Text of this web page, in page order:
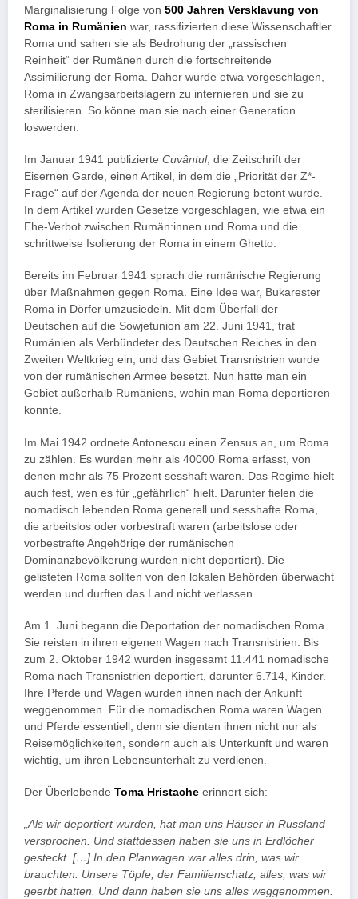
Marginalisierung Folge von 500 Jahren Versklavung von
Roma in Rumänien war, rassifizierten diese Wissenschaftler
Roma und sahen sie als Bedrohung der „rassischen
Reinheit“ der Rumänen durch die fortschreitende
Assimilierung der Roma. Daher wurde etwa vorgeschlagen,
Roma in Zwangsarbeitslagern zu internieren und sie zu
sterilisieren. So könne man sie nach einer Generation
loswerden.
Im Januar 1941 publizierte Cuvântul, die Zeitschrift der
Eisernen Garde, einen Artikel, in dem die „Priorität der Z*-
Frage“ auf der Agenda der neuen Regierung betont wurde.
In dem Artikel wurden Gesetze vorgeschlagen, wie etwa ein
Ehe-Verbot zwischen Rumän:innen und Roma und die
schrittweise Isolierung der Roma in einem Ghetto.
Bereits im Februar 1941 sprach die rumänische Regierung
über Maßnahmen gegen Roma. Eine Idee war, Bukarester
Roma in Dörfer umzusiedeln. Mit dem Überfall der
Deutschen auf die Sowjetunion am 22. Juni 1941, trat
Rumänien als Verbündeter des Deutschen Reiches in den
Zweiten Weltkrieg ein, und das Gebiet Transnistrien wurde
von der rumänischen Armee besetzt. Nun hatte man ein
Gebiet außerhalb Rumäniens, wohin man Roma deportieren
konnte.
Im Mai 1942 ordnete Antonescu einen Zensus an, um Roma
zu zählen. Es wurden mehr als 40000 Roma erfasst, von
denen mehr als 75 Prozent sesshaft waren. Das Regime hielt
auch fest, wen es für „gefährlich“ hielt. Darunter fielen die
nomadisch lebenden Roma generell und sesshafte Roma,
die arbeitslos oder vorbestraft waren (arbeitslose oder
vorbestrafte Angehörige der rumänischen
Dominanzbevölkerung wurden nicht deportiert). Die
gelisteten Roma sollten von den lokalen Behörden überwacht
werden und durften das Land nicht verlassen.
Am 1. Juni begann die Deportation der nomadischen Roma.
Sie reisten in ihren eigenen Wagen nach Transnistrien. Bis
zum 2. Oktober 1942 wurden insgesamt 11.441 nomadische
Roma nach Transnistrien deportiert, darunter 6.714, Kinder.
Ihre Pferde und Wagen wurden ihnen nach der Ankunft
weggenommen. Für die nomadischen Roma waren Wagen
und Pferde essentiell, denn sie dienten ihnen nicht nur als
Reisemöglichkeiten, sondern auch als Unterkunft und waren
wichtig, um ihren Lebensunterhalt zu verdienen.
Der Überlebende Toma Hristache erinnert sich:
„Als wir deportiert wurden, hat man uns Häuser in Russland
versprochen. Und stattdessen haben sie uns in Erdlöcher
gesteckt. […] In den Planwagen war alles drin, was wir
brauchten. Unsere Töpfe, der Familienschatz, alles, was wir
geerbt hatten. Und dann haben sie uns alles weggenommen.